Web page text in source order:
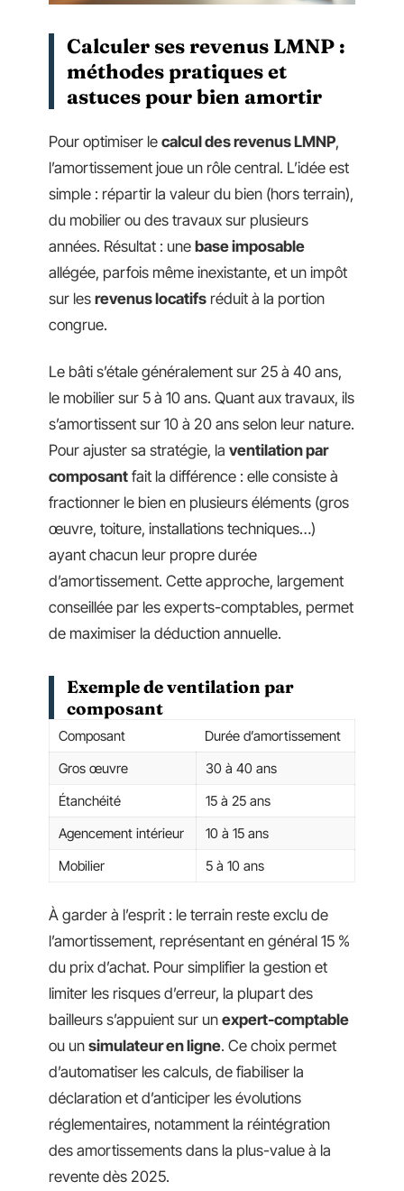
Calculer ses revenus LMNP :
méthodes pratiques et
astuces pour bien amortir
Pour optimiser le calcul des revenus LMNP,
l’amortissement joue un rôle central. L’idée est
simple : répartir la valeur du bien (hors terrain),
du mobilier ou des travaux sur plusieurs
années. Résultat : une base imposable
allégée, parfois même inexistante, et un impôt
sur les revenus locatifs réduit à la portion
congrue.
Le bâti s’étale généralement sur 25 à 40 ans,
le mobilier sur 5 à 10 ans. Quant aux travaux, ils
s’amortissent sur 10 à 20 ans selon leur nature.
Pour ajuster sa stratégie, la ventilation par
composant fait la différence : elle consiste à
fractionner le bien en plusieurs éléments (gros
œuvre, toiture, installations techniques…)
ayant chacun leur propre durée
d’amortissement. Cette approche, largement
conseillée par les experts-comptables, permet
de maximiser la déduction annuelle.
Exemple de ventilation par
composant
Composant
Durée d’amortissement
Gros œuvre
30 à 40 ans
Étanchéité
15 à 25 ans
Agencement intérieur
10 à 15 ans
Mobilier
5 à 10 ans
À garder à l’esprit : le terrain reste exclu de
l’amortissement, représentant en général 15 %
du prix d’achat. Pour simplifier la gestion et
limiter les risques d’erreur, la plupart des
bailleurs s’appuient sur un expert-comptable
ou un simulateur en ligne. Ce choix permet
d’automatiser les calculs, de fiabiliser la
déclaration et d’anticiper les évolutions
réglementaires, notamment la réintégration
des amortissements dans la plus-value à la
revente dès 2025.